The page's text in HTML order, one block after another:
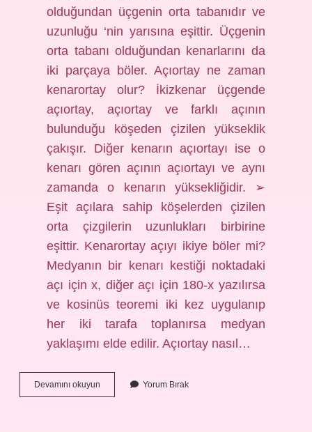
olduğundan üçgenin orta tabanıdır ve
uzunluğu ‘nin yarısına eşittir. Üçgenin
orta tabanı olduğundan kenarlarını da
iki parçaya böler. Açıortay ne zaman
kenarortay olur? İkizkenar üçgende
açıortay, açıortay ve farklı açının
bulunduğu köşeden çizilen yükseklik
çakışır. Diğer kenarın açıortayı ise o
kenarı gören açının açıortayı ve aynı
zamanda o kenarın yüksekliğidir. ➢
Eşit açılara sahip köşelerden çizilen
orta çizgilerin uzunlukları birbirine
eşittir. Kenarortay açıyı ikiye böler mi?
Medyanın bir kenarı kestiği noktadaki
açı için x, diğer açı için 180-x yazılırsa
ve kosinüs teoremi iki kez uygulanıp
her iki tarafa toplanırsa medyan
yaklaşımı elde edilir. Açıortay nasıl…
Devamını okuyun Kenarortay
Mı
Yorum Bırak